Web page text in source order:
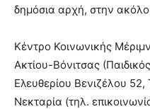
δημόσια αρχή, στην
Κέντρο Κοινωνικής
Ακτίου-Βόνιτσας
Ελευθερίου Βενιζέλου
Νεκταρία (τηλ.